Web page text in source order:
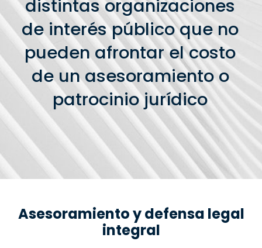
distintas organizaciones
de interés público que no
pueden afrontar el costo
de un asesoramiento o
patrocinio jurídico
Asesoramiento y defensa legal
integral